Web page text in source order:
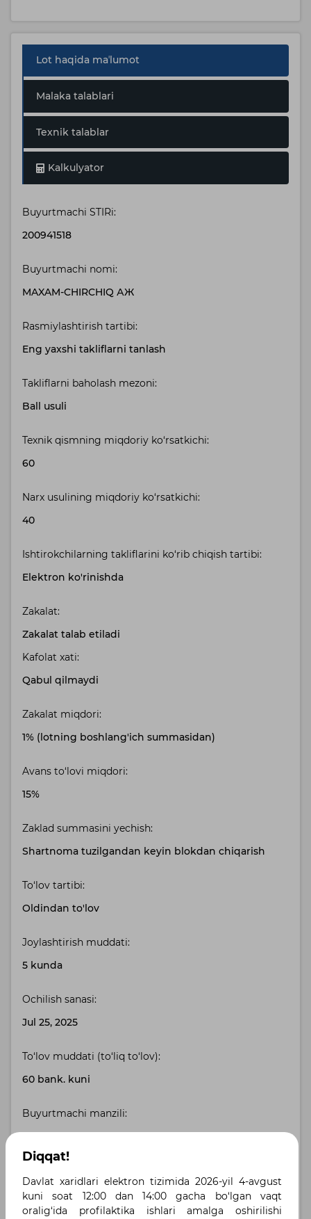
Lot haqida maʼlumot
Malaka talablari
Texnik talablar
Kalkulyator
Buyurtmachi STIRi:
200941518
Buyurtmachi nomi:
MAXAM-CHIRCHIQ АЖ
Rasmiylashtirish tartibi:
Eng yaxshi takliflarni tanlash
Takliflarni baholash mezoni:
Ball usuli
Texnik qismning miqdoriy ko‘rsatkichi:
60
Narx usulining miqdoriy ko‘rsatkichi:
40
Ishtirokchilarning takliflarini ko‘rib chiqish tartibi:
Elektron ko'rinishda
Zakalat:
Zakalat talab etiladi
Kafolat xati:
Qabul qilmaydi
Zakalat miqdori:
1% (lotning boshlang'ich summasidan)
Avans to‘lovi miqdori:
15%
Zaklad summasini yechish:
Shartnoma tuzilgandan keyin blokdan chiqarish
To‘lov tartibi:
Oldindan to'lov
Joylashtirish muddati:
5 kunda
Ochilish sanasi:
Jul 25, 2025
To‘lov muddati (to‘liq to‘lov):
60 bank. kuni
Buyurtmachi manzili:
Toshkent viloyati, Toshkent viloyati , Ташкентская
область, город Чирчик
Yetkazib berish manzili:
Ташкентская область, Чиpчик , ул. Ташкентская, 2
Diqqat!
Davlat xaridlari elektron tizimida 2026-yil 4-avgust
kuni soat 12:00 dan 14:00 gacha bo‘lgan vaqt
oralig‘ida profilaktika ishlari amalga oshirilishi